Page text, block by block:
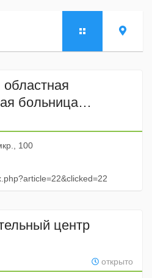
областная
больница
перинатальный
100
центр
открыто